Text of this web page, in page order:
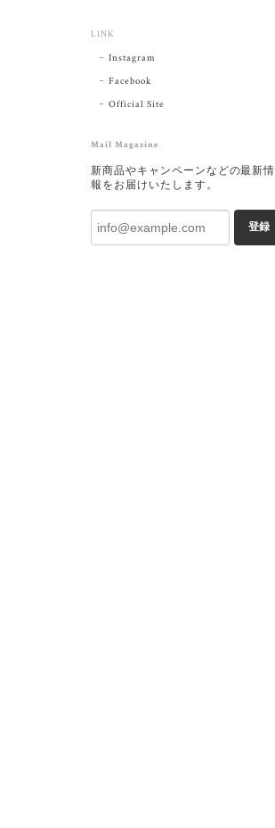
LINK
Instagram
Facebook
Official Site
Mail Magazine
新商品やキャンペーンなどの最新情
報をお届けいたします。
登録